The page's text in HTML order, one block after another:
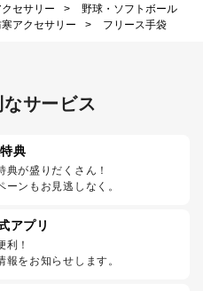
クセサリー >
野球・ソフトボール
アクセサリー > フリース手袋
サービス
典
典が盛りだくさん！
ンもお見逃しなく。
アプリ
利！
をお知らせします。